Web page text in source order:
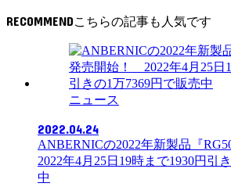
RECOMMEND
ニュース
2022.04.24
ANBERNICの2022年新製品『
2022年4月25日19時まで1930円引
中